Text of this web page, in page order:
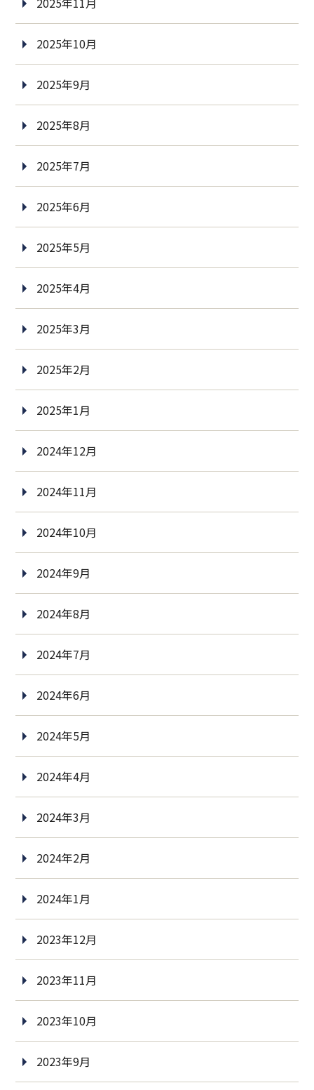
2025年10月
2025年9月
2025年8月
2025年7月
2025年6月
2025年5月
2025年4月
2025年3月
2025年2月
2025年1月
2024年12月
2024年11月
2024年10月
2024年9月
2024年8月
2024年7月
2024年6月
2024年5月
2024年4月
2024年3月
2024年2月
2024年1月
2023年12月
2023年11月
2023年10月
2023年9月